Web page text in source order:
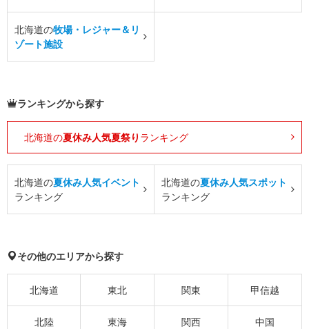
北海道の牧場・レジャー＆リ
ゾート施設
ランキングから探す
北海道の夏休み人気夏祭り ランキング
北海道の夏休み人気イベント
ランキング
北海道の夏休み人気スポット
ランキング
その他のエリアから探す
北海道 東北 関東 甲信越
北陸 東海 関西 中国